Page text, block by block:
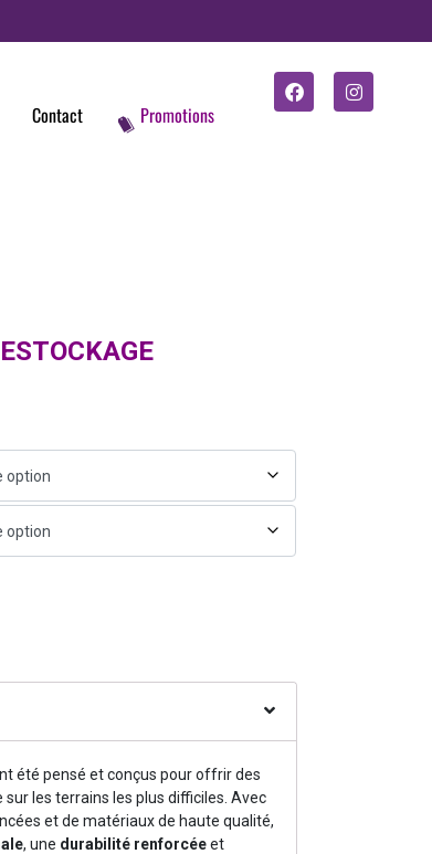
Contact
Promotions
été pensé et conçus pour offrir des
les terrains les plus difficiles. Avec
et de matériaux de haute qualité,
, une durabilité renforcéeet